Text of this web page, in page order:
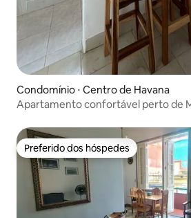
Condomínio ⋅ Centro de Havana
Apartamento confortável perto de
Preferido dos hóspedes
Preferido dos hóspedes